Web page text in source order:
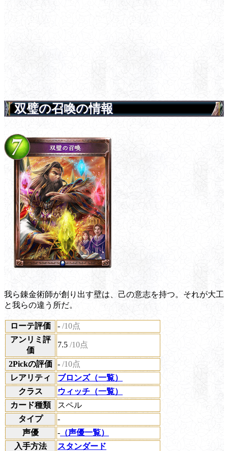
双璧の召喚の情報
我ら錬金術師が創り出す壁は、己の意志を持つ。それが大工
と我らの違う所だ。
ローテ評価 - /10点
アンリミ評
価
7.5 /10点
2Pickの評価 - /10点
レアリティ
ブロンズ（一覧）
クラス
ウィッチ（一覧）
カード種類
スペル
タイプ
-
声優
- （声優一覧）
入手方法
スタンダード